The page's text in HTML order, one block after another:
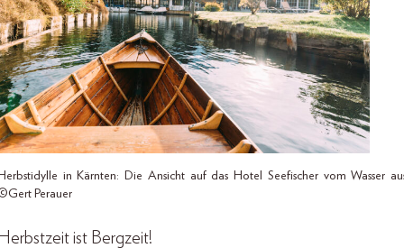
in Kärnten: Die Ansicht auf das Hotel Seefischer vom Wasser
Perauer
ist Bergzeit!